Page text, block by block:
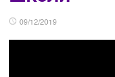
09/12/2019